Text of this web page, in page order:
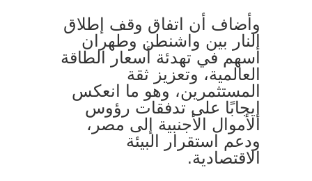
وأضاف أن اتفاق وقف إطلاق
النار بين واشنطن وطهران
أسهم في تهدئة أسعار الطاقة
العالمية، وتعزيز ثقة
المستثمرين، وهو ما انعكس
إيجابًا على تدفقات رؤوس
الأموال الأجنبية إلى مصر،
ودعم استقرار البيئة
الاقتصادية.